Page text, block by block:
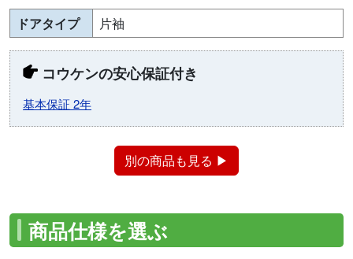
ドアタイプ 片袖
コウケンの安心保証付き
基本保証 2年
別の商品も見る ▶
商品仕様を選ぶ